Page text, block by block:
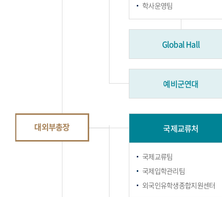
학사운영팀
Global Hall
예비군연대
대외부총장 국제교류처
국제교류팀
국제입학관리팀
외국인유학생종합지원센터